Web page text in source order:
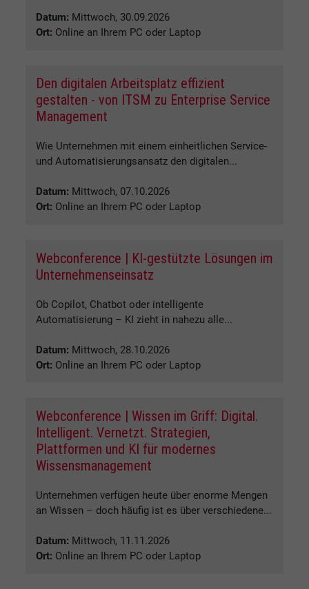
Datum: Mittwoch, 30.09.2026
Ort: Online an Ihrem PC oder Laptop
Den digitalen Arbeitsplatz effizient
gestalten - von ITSM zu Enterprise Service
Management
Wie Unternehmen mit einem einheitlichen Service-
und Automatisierungsansatz den digitalen...
Datum: Mittwoch, 07.10.2026
Ort: Online an Ihrem PC oder Laptop
Webconference | KI-gestützte Lösungen im
Unternehmenseinsatz
Ob Copilot, Chatbot oder intelligente
Automatisierung – KI zieht in nahezu alle...
Datum: Mittwoch, 28.10.2026
Ort: Online an Ihrem PC oder Laptop
Webconference | Wissen im Griff: Digital.
Intelligent. Vernetzt. Strategien,
Plattformen und KI für modernes
Wissensmanagement
Unternehmen verfügen heute über enorme Mengen
an Wissen – doch häufig ist es über verschiedene...
Datum: Mittwoch, 11.11.2026
Ort: Online an Ihrem PC oder Laptop